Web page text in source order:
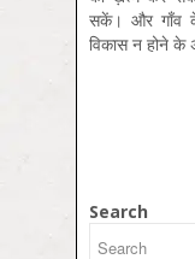
सकें। और गाँव के
विकास न होने के
Search